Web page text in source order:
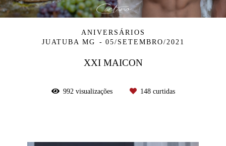
ANIVERSÁRIOS
JUATUBA MG
05/SETEMBRO/2021
XXI MAICON
992 visualizações 148curtidas